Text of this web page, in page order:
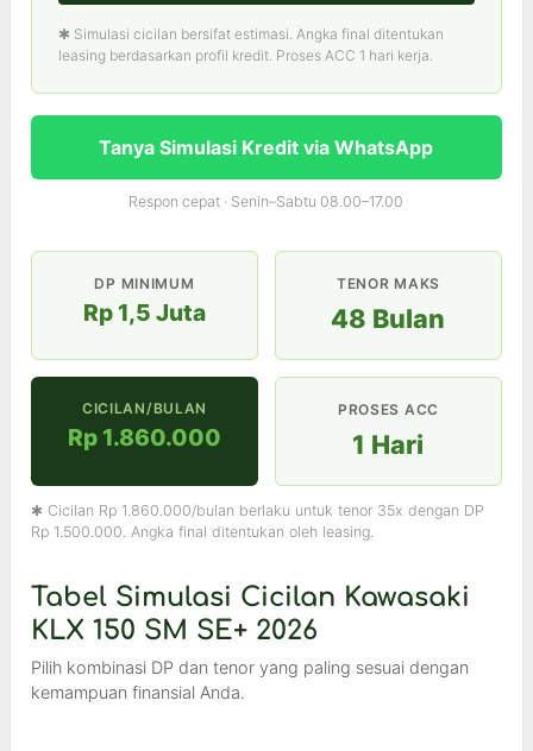
✱ Simulasi cicilan bersifat estimasi. Angka final ditentukan
leasing berdasarkan profil kredit. Proses ACC 1 hari kerja.
Tanya Simulasi Kredit via WhatsApp
Respon cepat · Senin–Sabtu 08.00–17.00
DP MINIMUM
Rp 1,5 Juta
TENOR MAKS
48 Bulan
CICILAN/BULAN
Rp 1.860.000
PROSES ACC
1 Hari
✱ Cicilan Rp 1.860.000/bulan berlaku untuk tenor 35x dengan DP
Rp 1.500.000. Angka final ditentukan oleh leasing.
Tabel Simulasi Cicilan Kawasaki
KLX 150 SM SE+ 2026
Pilih kombinasi DP dan tenor yang paling sesuai dengan
kemampuan finansial Anda.